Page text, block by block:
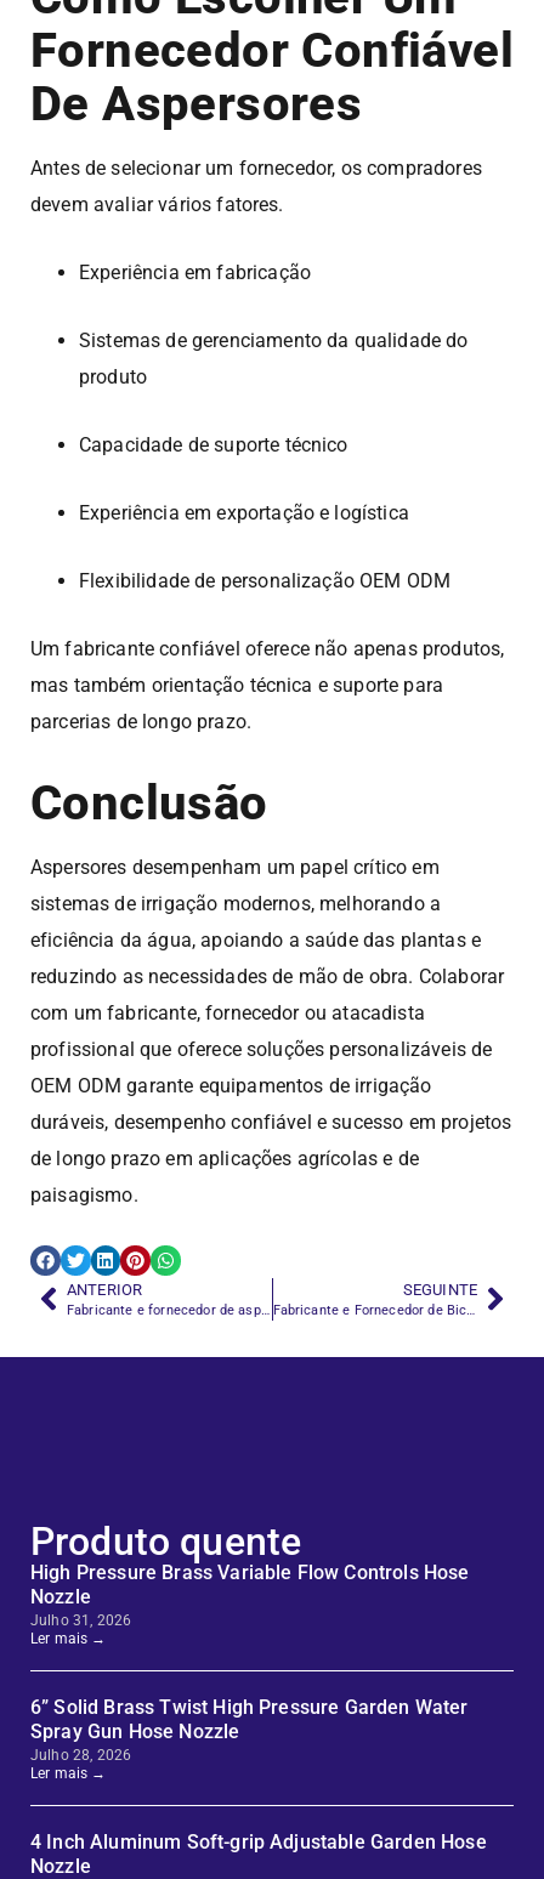
Fornecedor Confiável
De Aspersores
Antes de selecionar um fornecedor, os compradores
devem avaliar vários fatores.
Experiência em fabricação
Sistemas de gerenciamento da qualidade do
produto
Capacidade de suporte técnico
Experiência em exportação e logística
Flexibilidade de personalização OEM ODM
Um fabricante confiável oferece não apenas produtos,
mas também orientação técnica e suporte para
parcerias de longo prazo.
Conclusão
Aspersores desempenham um papel crítico em
sistemas de irrigação modernos, melhorando a
eficiência da água, apoiando a saúde das plantas e
reduzindo as necessidades de mão de obra. Colaborar
com um fabricante, fornecedor ou atacadista
profissional que oferece soluções personalizáveis de
OEM ODM garante equipamentos de irrigação
duráveis, desempenho confiável e sucesso em projetos
de longo prazo em aplicações agrícolas e de
paisagismo.
ANTERIOR
Fabricante e fornecedor de aspersores fornecendo soluções de irrigação personalizáveis
SEGUINTE
Fabricante e Fornecedor de Bicos para Mangueiras de Jardim para Controle Eficiente de Água
Produto quente
High Pressure Brass Variable Flow Controls Hose
Nozzle
Julho 31, 2026
Ler mais →
6” Solid Brass Twist High Pressure Garden Water
Spray Gun Hose Nozzle
Julho 28, 2026
Ler mais →
4 Inch Aluminum Soft-grip Adjustable Garden Hose
Nozzle